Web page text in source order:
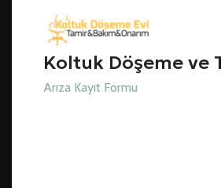
Koltuk Döşeme ve
Arıza Kayıt Formu